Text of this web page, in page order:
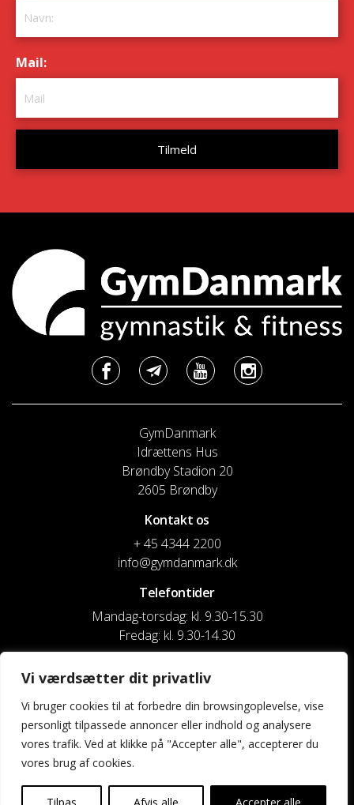
Vi værdsætter dit privatliv
Vi bruger cookies til at forbedre din browsingoplevelse, vise
personligt tilpassede annoncer eller indhold og analysere
vores trafik. Ved at klikke på "Accepter alle", accepterer du
vores brug af cookies.
Mail:
GymDanmark
Idrættens Hus
Brøndby Stadion 20
2605 Brøndby
Kontakt os
+ 45 4344 2200
info@gymdanmark.dk
Telefontider
Mandag-torsdag: kl. 9.30-15.30
Fredag: kl. 9.30-14.30
CVR nr. 20916818
Reg. & Kontonr.: 4180 3119119022
Privatlivspolitik og cookies
Kontakt os